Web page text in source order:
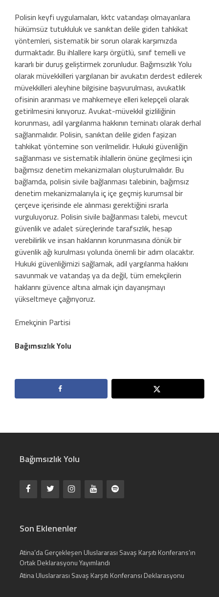
Polisin keyfi uygulamaları, kktc vatandaşı olmayanlara
hükümsüz tutukluluk ve sanıktan delile giden tahkikat
yöntemleri, sistematik bir sorun olarak karşımızda
durmaktadır. Bu ihlallere karşı örgütlü, sınıf temelli ve
kararlı bir duruş geliştirmek zorunludur. Bağımsızlık Yolu
olarak müvekkilleri yargılanan bir avukatın derdest edilerek
müvekkilleri aleyhine bilgisine başvurulması, avukatlık
ofisinin aranması ve mahkemeye elleri kelepçeli olarak
getirilmesini kınıyoruz. Avukat-müvekkil gizliliğinin
korunması, adil yargılanma hakkının teminatı olarak derhal
sağlanmalıdır. Polisin, sanıktan delile giden faşizan
tahkikat yöntemine son verilmelidir. Hukuki güvenliğin
sağlanması ve sistematik ihlallerin önüne geçilmesi için
bağımsız denetim mekanizmaları oluşturulmalıdır. Bu
bağlamda, polisin sivile bağlanması talebinin, bağımsız
denetim mekanizmalarıyla iç içe geçmiş kurumsal bir
çerçeve içerisinde ele alınması gerektiğini ısrarla
vurguluyoruz. Polisin sivile bağlanması talebi, mevcut
güvenlik ve adalet süreçlerinde tarafsızlık, hesap
verebilirlik ve insan haklarının korunmasına dönük bir
güvenlik ağı kurulması yolunda önemli bir adım olacaktır.
Hukuki güvenliğimizi sağlamak, adil yargılanma hakkını
savunmak ve vatandaş ya da değil, tüm emekçilerin
haklarını güvence altına almak için dayanışmayı
yükseltmeye çağırıyoruz.
Emekçinin Partisi
Bağımsızlık Yolu
Bağımsızlık Yolu
Son Eklenenler
Atina’da Gerçekleşen Uluslararası Savaş Karşıtı Konferans’ın
Ortak Deklarasyonu Yayımlandı
Atina Uluslararası Savaş Karşıtı Konferansı Deklarasyonu